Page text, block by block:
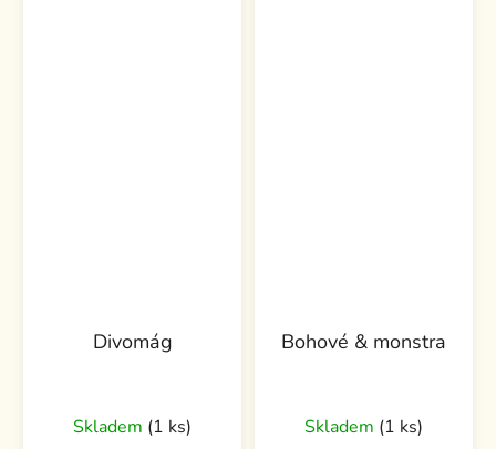
Divomág
Skladem (1 ks)
Bohové & monstra
hodnocení
Skladem (1 ks)